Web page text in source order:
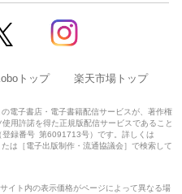
トップ 楽天市場トップ
電子書店・電子書籍配信サービスが、著作権
用許諾を得た正規版配信サービスであること
登録番号 第6091713号）です。詳しくは
たは［電子出版制作・流通協議会］で検索して
イト内の表示価格がページによって異なる場